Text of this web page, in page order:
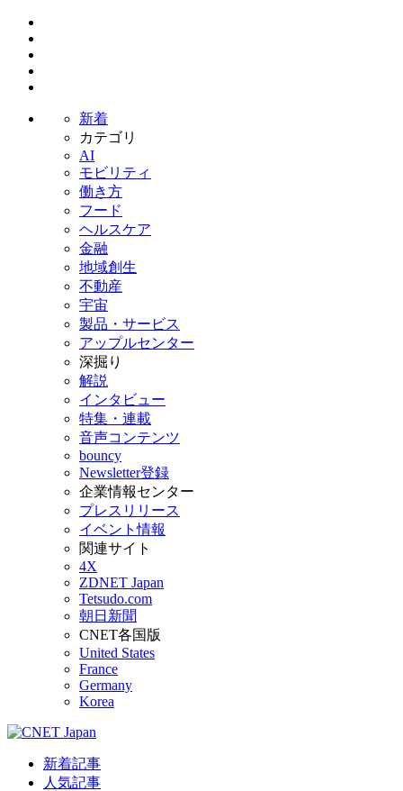
新着
カテゴリ
AI
モビリティ
働き方
フード
ヘルスケア
金融
地域創生
不動産
宇宙
製品・サービス
アップルセンター
深掘り
解説
インタビュー
特集・連載
音声コンテンツ
bouncy
Newsletter登録
企業情報センター
プレスリリース
イベント情報
関連サイト
4X
ZDNET Japan
Tetsudo.com
朝日新聞
CNET各国版
United States
France
Germany
Korea
新着記事
人気記事